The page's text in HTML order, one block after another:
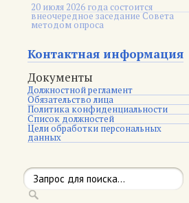
20 июля 2026 года состоится
внеочередное заседание Совета
методом опроса
Контактная информация
Документы
Должностной регламент
Обязательство лица
Политика конфиденциальности
Список должностей
Цели обработки персональных
данных